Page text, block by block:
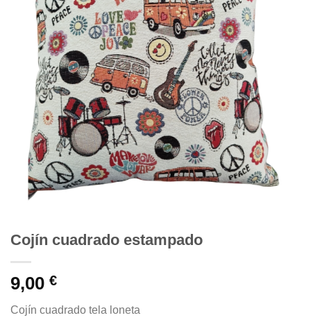
Cojín cuadrado estampado
9,00 €
Cojín cuadrado tela loneta